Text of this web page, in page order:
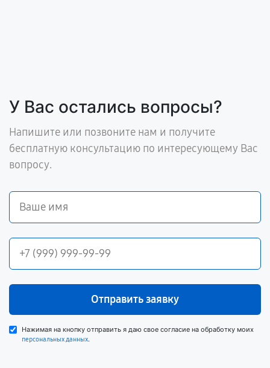
У Вас остались вопросы?
Напишите или позвоните нам и получите
бесплатную консультацию по интересующему Вас
вопросу.
Отправить заявку
Нажимая на кнопку отправить я даю свое согласие на обработку моих
персональных данных.